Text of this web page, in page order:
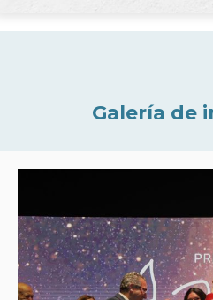
Galería de